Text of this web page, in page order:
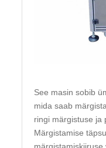
See masin sobib
mida saab
ringi märgistuse ja
Märgistamise